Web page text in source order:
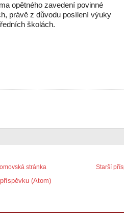
opětného zavedení povinné
právě z důvodu posílení výuky
školách.
Starší
stránka
(Atom)